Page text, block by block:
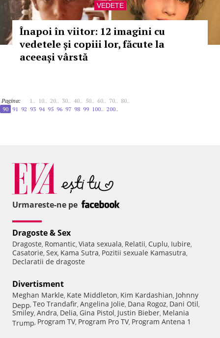
VEDETE
Înapoi în viitor: 12 imagini cu
vedetele și copiii lor, făcute la
aceeași vârstă
Pagina: 1.. 10.. 20.. 30.. 40.. 50.. 60.. 70.. 80..
90 91 92 93 94 95 96 97 98 99 100.. 200..
Urmareste-ne pe
Dragoste & Sex
Dragoste, Romantic, Viata sexuala, Relatii, Cuplu, Iubire,
Casatorie, Sex, Kama Sutra, Pozitii sexuale Kamasutra,
Declaratii de dragoste
Divertisment
Meghan Markle, Kate Middleton, Kim Kardashian, Johnny
Depp, Teo Trandafir, Angelina Jolie, Dana Rogoz, Dani Otil,
Smiley, Andra, Delia, Gina Pistol, Justin Bieber, Melania
Trump, Program TV, Program Pro TV, Program Antena 1